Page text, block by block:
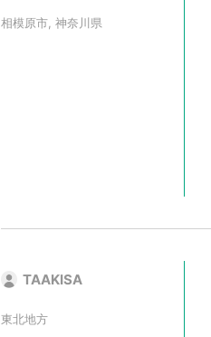
相模原市, 神奈川県
TAAKISA
東北地方